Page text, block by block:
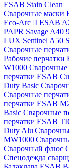
ESAB Stain Clean
Сварочные маски
Eco-Arc II ESAB
PAPR Savage A40
LUX Sentinel A50
Сварочные
Рабочие
W1000 Сварочные
перчатки ESAB
Duty Basic
Сварочные
перчатки ESAB
Basic Сварочные
перчатки ESAB
Duty Alu
MW1000
Сварочный флюс
Спецодежда
Балаклава ESAB